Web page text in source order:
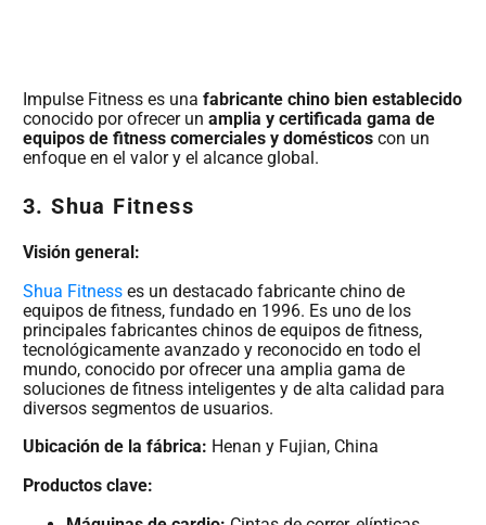
Impulse Fitness es una fabricante chino bien establecido
conocido por ofrecer un amplia y certificada gama de
equipos de fitness comerciales y domésticos con un
enfoque en el valor y el alcance global.
3. Shua Fitness
Visión general:
Shua Fitness es un destacado fabricante chino de
equipos de fitness, fundado en 1996. Es uno de los
principales fabricantes chinos de equipos de fitness,
tecnológicamente avanzado y reconocido en todo el
mundo, conocido por ofrecer una amplia gama de
soluciones de fitness inteligentes y de alta calidad para
diversos segmentos de usuarios.
Ubicación de la fábrica: Henan y Fujian, China
Productos clave: